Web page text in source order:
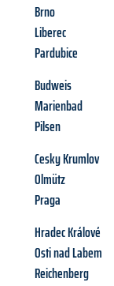
Brno
Liberec
Pardubice
Budweis
Marienbad
Pilsen
Cesky Krumlov
Olmütz
Praga
Hradec Králové
Osti nad Labem
Reichenberg